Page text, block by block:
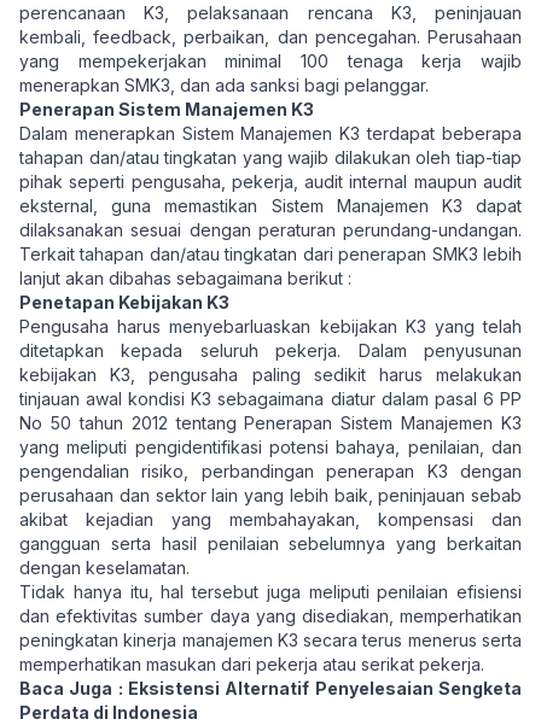
perencanaan K3, pelaksanaan rencana K3, peninjauan
kembali, feedback, perbaikan, dan pencegahan. Perusahaan
yang mempekerjakan minimal 100 tenaga kerja wajib
menerapkan SMK3, dan ada sanksi bagi pelanggar.
Penerapan Sistem Manajemen K3
Dalam menerapkan Sistem Manajemen K3 terdapat beberapa
tahapan dan/atau tingkatan yang wajib dilakukan oleh tiap-tiap
pihak seperti pengusaha, pekerja, audit internal maupun audit
eksternal, guna memastikan Sistem Manajemen K3 dapat
dilaksanakan sesuai dengan peraturan perundang-undangan.
Terkait tahapan dan/atau tingkatan dari penerapan SMK3 lebih
lanjut akan dibahas sebagaimana berikut :
Penetapan Kebijakan K3
Pengusaha harus menyebarluaskan kebijakan K3 yang telah
ditetapkan kepada seluruh pekerja. Dalam penyusunan
kebijakan K3, pengusaha paling sedikit harus melakukan
tinjauan awal kondisi K3 sebagaimana diatur dalam pasal 6 PP
No 50 tahun 2012 tentang Penerapan Sistem Manajemen K3
yang meliputi pengidentifikasi potensi bahaya, penilaian, dan
pengendalian risiko, perbandingan penerapan K3 dengan
perusahaan dan sektor lain yang lebih baik, peninjauan sebab
akibat kejadian yang membahayakan, kompensasi dan
gangguan serta hasil penilaian sebelumnya yang berkaitan
dengan keselamatan.
Tidak hanya itu, hal tersebut juga meliputi penilaian efisiensi
dan efektivitas sumber daya yang disediakan, memperhatikan
peningkatan kinerja manajemen K3 secara terus menerus serta
memperhatikan masukan dari pekerja atau serikat pekerja.
Baca Juga : Eksistensi Alternatif Penyelesaian Sengketa
Perdata di Indonesia